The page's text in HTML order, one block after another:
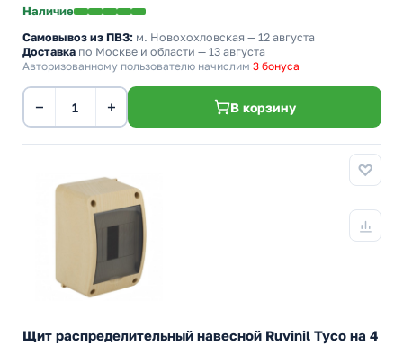
Наличие
Самовывоз из ПВЗ: м. Новохохловская — 12 августа
Доставка по Москве и области — 13 августа
Авторизованному пользователю начислим 3 бонуса
− + В корзину
Щит распределительный навесной Ruvinil Tyco на 4